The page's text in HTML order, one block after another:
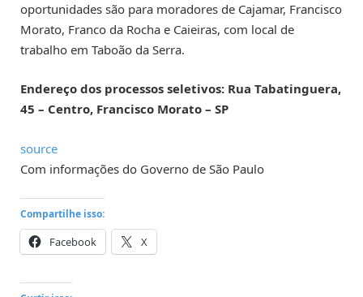
oportunidades são para moradores de Cajamar, Francisco
Morato, Franco da Rocha e Caieiras, com local de
trabalho em Taboão da Serra.
Endereço dos processos seletivos: Rua Tabatinguera,
45 – Centro, Francisco Morato – SP
source
Com informações do Governo de São Paulo
Compartilhe isso:
Facebook X